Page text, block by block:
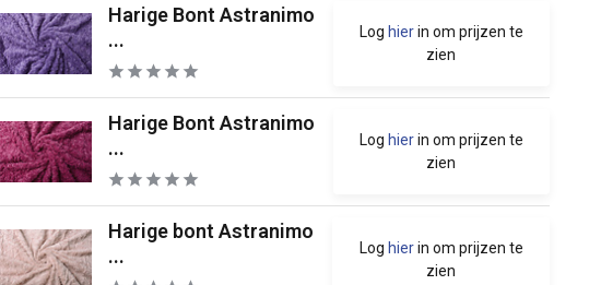
Harige Bont Astranimo
...
Log hierin om prijzen te
zien
Harige Bont Astranimo
...
Log hierin om prijzen te
zien
Harige bont Astranimo
...
Log hierin om prijzen te
zien